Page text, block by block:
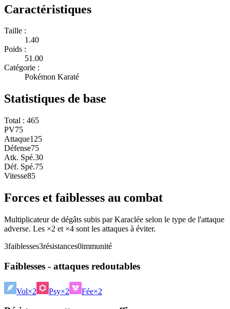
Caractéristiques
Taille :
1.40
Poids :
51.00
Catégorie :
Pokémon Karaté
Statistiques de base
Total : 465
PV75
Attaque125
Défense75
Atk. Spé.30
Déf. Spé.75
Vitesse85
Forces et faiblesses au combat
Multiplicateur de dégâts subis par Karaclée selon le type de l'attaque
adverse. Les ×2 et ×4 sont les attaques à éviter.
3faiblesses3résistances0immunité
Faiblesses - attaques redoutables
Vol×2 Psy×2 Fée×2